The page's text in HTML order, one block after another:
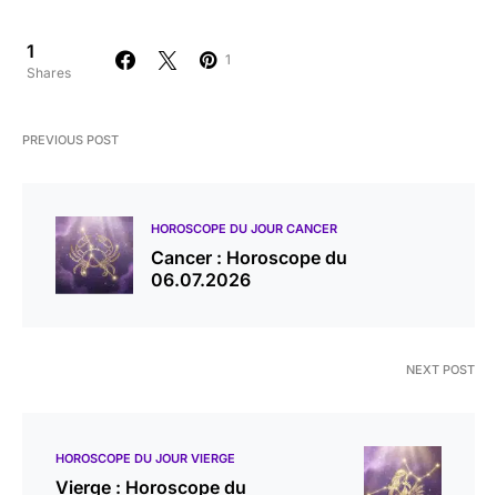
1
Shares
1
PREVIOUS POST
HOROSCOPE DU JOUR CANCER
Cancer : Horoscope du
06.07.2026
NEXT POST
HOROSCOPE DU JOUR VIERGE
Vierge : Horoscope du